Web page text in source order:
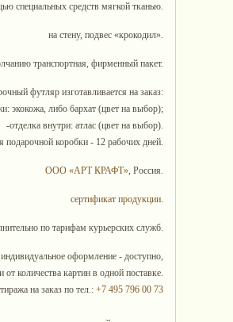
специальных средств мягкой тканью.
на стену, подвес «крокодил».
транспортная, фирменный пакет.
футляр изготавливается на заказ:
экокожа, либо бархат (цвет на выбор);
-отделка внутри: атлас (цвет на выбор).
подарочной коробки - 12 рабочих дней.
ООО «АРТ КРАФТ», Россия.
сертификат продукции.
по тарифам курьерских служб.
оформление - доступно,
количества картин в одной поставке.
на заказ по тел.: +7 495 796 00 73